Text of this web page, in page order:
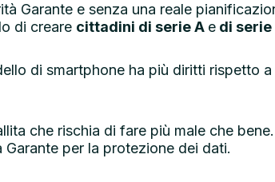
Garante e senza una reale
di creare cittadini di serie A e di serie
di smartphone ha più diritti rispetto
che rischia di fare più male che
Garante per la protezione dei dati.